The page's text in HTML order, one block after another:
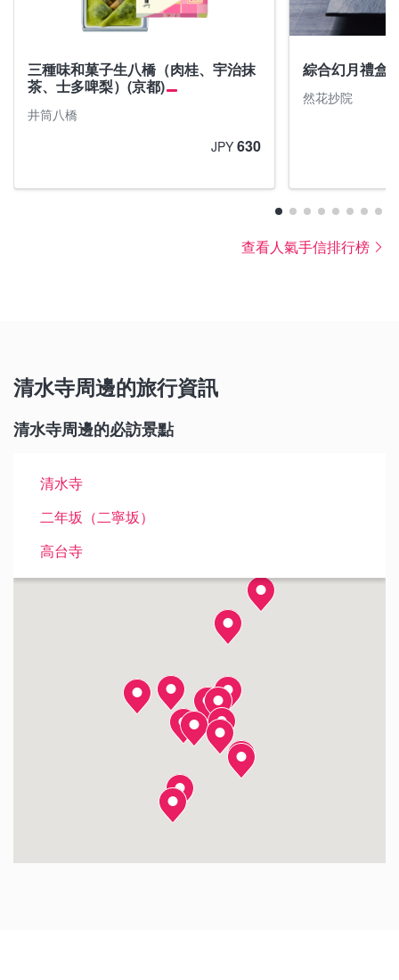
三種味和菓子生八橋（肉桂、宇治抹
茶、士多啤梨）(京都)
井筒八橋
JPY 630
綜合幻月禮盒
然花抄院
查看人氣手信排行榜
清水寺周邊的旅行資訊
清水寺周邊的必訪景點
清水寺
二年坂（二寧坂）
高台寺
八坂神社